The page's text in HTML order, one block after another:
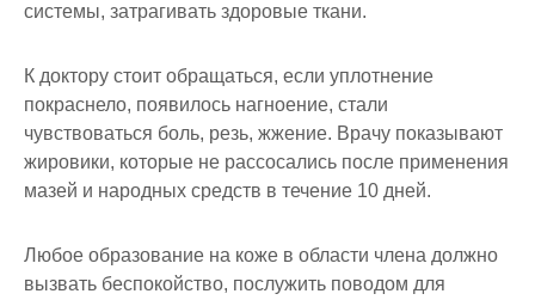
системы, затрагивать здоровые ткани.
К доктору стоит обращаться, если уплотнение
покраснело, появилось нагноение, стали
чувствоваться боль, резь, жжение. Врачу показывают
жировики, которые не рассосались после применения
мазей и народных средств в течение 10 дней.
Любое образование на коже в области члена должно
вызвать беспокойство, послужить поводом для